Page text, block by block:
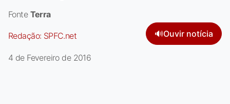
Fonte Terra
Redação: SPFC.net 🔊Ouvir notícia
4 de Fevereiro de 2016